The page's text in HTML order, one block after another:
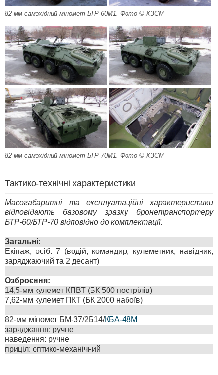
82-мм самохідний міномет БТР-60М1. Фото © ХЗСМ
82-мм самохідний міномет БТР-70М1. Фото © ХЗСМ
Тактико-технічні характеристики
Масогабаритні та експлуатаційні характеристики
відповідають базовому зразку бронетранспортеру
БТР-60/БТР-70 відповідно до комплектації.
Загальні:
Екіпаж, осіб: 7 (водій, командир, кулеметник, навідник,
заряджаючий та 2 десант)
Озброєння:
14,5-мм кулемет КПВТ (БК 500 пострілів)
7,62-мм кулемет ПКТ (БК 2000 набоїв)
82-мм міномет БМ-37/2Б14/КБА-48М
заряджання: ручне
наведення: ручне
приціл: оптико-механічний